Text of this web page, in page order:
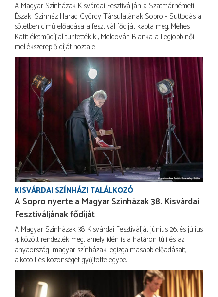
A Magyar Színházak Kisvárdai Fesztiválján a Szatmárnémeti
Északi Színház Harag György Társulatának Sopro - Suttogás a
sötétben című előadása a fesztivál fődíját kapta meg. Méhes
Katit életműdíjjal tüntették ki, Moldován Blanka a Legjobb női
mellékszereplő díját hozta el.
KISVÁRDAI SZÍNHÁZI TALÁLKOZÓ
A Sopro nyerte a Magyar Színházak 38. Kisvárdai
Fesztiváljának fődíját
A Magyar Színházak 38. Kisvárdai Fesztiválját június 26. és július
4. között rendezték meg, amely idén is a határon túli és az
anyaországi magyar színházak legizgalmasabb előadásait,
alkotóit és közönségét gyűjtötte egybe.